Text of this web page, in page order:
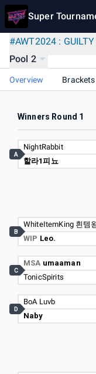
Super
#AWT2024 : GUILTY
Pool 2
Overview Brackets
Winners Round 1
NightRabbit
할라1피뇨
A
WhiteItemKing 흰템
WIP Leo.
B
MSA umaaman
TonicSpirits
C
BoA Luvb
Naby
D